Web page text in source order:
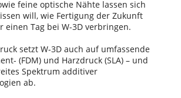
feine optische Nähte lassen sich
will, wie Fertigung der Zukunft
einen Tag bei W-3D verbringen.
setzt W-3D auch auf umfassende
(FDM) und Harzdruck (SLA) – und
Spektrum additiver
ab.